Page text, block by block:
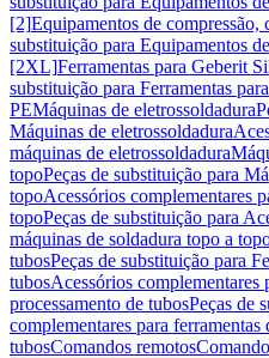
[2]Equipamentos de
substituição para Equipamentos
[2XL]Ferramentas para Geberit
substituição para Ferramentas
PEMáquinas de eletrossoldadura
Máquinas de eletrossoldadura
máquinas de eletrossoldadura
topoPeças de substituição para
topoAcessórios complementares
topoPeças de substituição para
máquinas de soldadura topo a
tubosPeças de substituição para
tubosAcessórios complementares
processamento de tubosPeças de
complementares para ferramentas
tubosComandos remotos